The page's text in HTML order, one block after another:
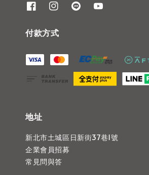
付款方式
地址
新北市土城區日新街37巷1號
企業會員招募
常見問與答